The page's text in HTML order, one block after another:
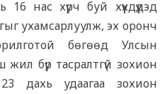
нас хүрч буй хүүхдүүдэд
ухамсарлуулж, эх оронч
бөгөөд Улсын
бүр тасралтгүй зохион
дахь удаагаа зохион